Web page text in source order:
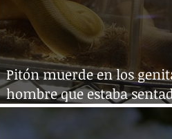
Pitón muerde en los
hombre que estaba
inodoro en Austria